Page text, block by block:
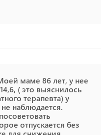
маме 86 лет, у нее
( это выяснилось
терапевта) у
наблюдается.
отпускается без